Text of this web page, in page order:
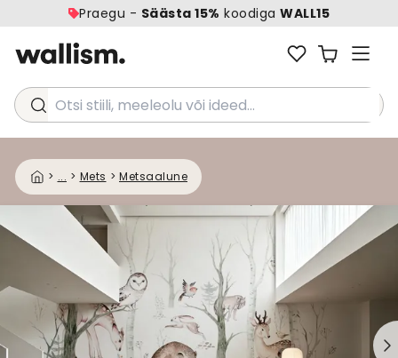
Praegu - Säästa 15% koodiga WALL15
Otsi stiili, meeleolu või ideed...
> ... > Mets > Metsaalune